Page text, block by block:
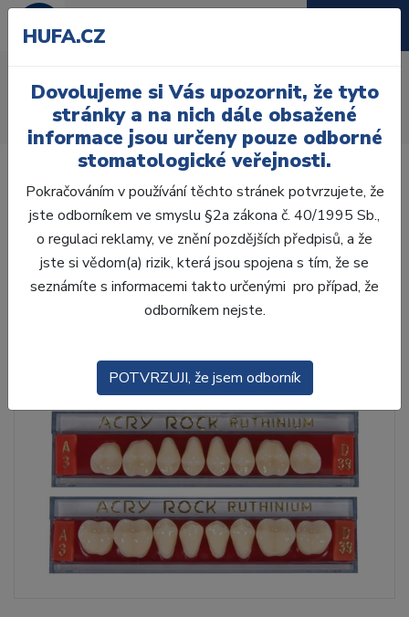
Úvod Zuby
AcryRock
AcryRock frontální H 6 ks S68, C4
HUFA.CZ
Dovolujeme si Vás upozornit, že tyto
stránky a na nich dále obsažené
informace jsou určeny pouze odborné
stomatologické veřejnosti.
Pokračováním v používání těchto stránek potvrzujete, že
jste odborníkem ve smyslu §2a zákona č. 40/1995 Sb.,
o regulaci reklamy, ve znění pozdějších předpisů, a že
jste si vědom(a) rizik, která jsou spojena s tím, že se
seznámíte s informacemi takto určenými pro případ, že
odborníkem nejste.
POTVRZUJI, že jsem odborník